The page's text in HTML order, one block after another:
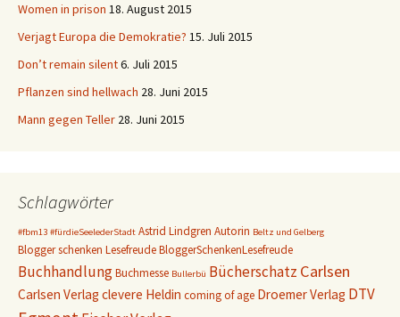
Women in prison 18. August 2015
Verjagt Europa die Demokratie? 15. Juli 2015
Don’t remain silent6. Juli 2015
Pflanzen sind hellwach 28. Juni 2015
Mann gegen Teller 28. Juni 2015
Schlagwörter
#fbm13 #fürdieSeelederStadt Astrid Lindgren Autorin Beltz und Gelberg
Blogger schenken LesefreudeBloggerSchenkenLesefreude
BuchhandlungBuchmesse Bullerbü Bücherschatz Carlsen
Carlsen Verlag clevere Heldin coming of age Droemer Verlag DTV